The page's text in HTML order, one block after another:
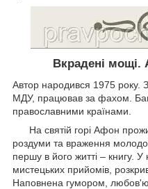
Вкрадені мощі.
Автор народився 1975 року.
МДУ, працював за фахом.
православними країнами.
На святій горі Афон
роздуми та враження
першу в його житті – книгу.
мистецьких прийомів,
Наповнена гумором,